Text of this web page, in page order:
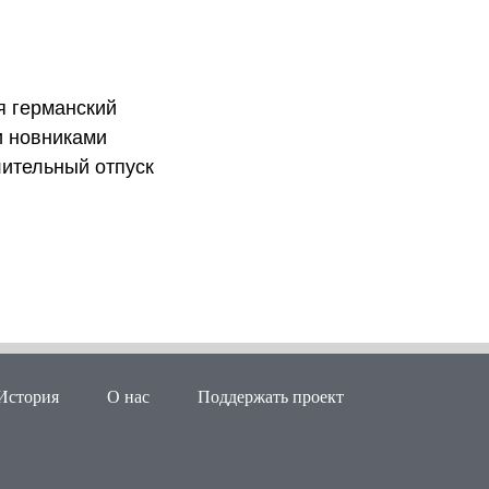
германский
новниками
отпуск
О нас Поддержать проект